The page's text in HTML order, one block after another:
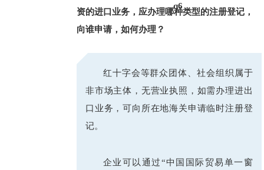
q6
资的进口业务，应办理哪种类型的注册登记，
向谁申请，如何办理？
_
红十字会等群众团体、社会组织属于
非市场主体，无营业执照，如需办理进出
口业务，可向所在地海关申请临时注册登
记。
企业可以通过“中国国际贸易单一窗